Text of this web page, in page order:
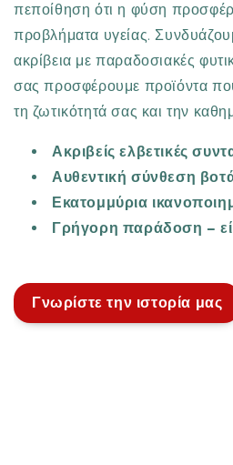
πεποίθηση ότι η φύση
προβλήματα υγείας.
ακρίβεια με παραδοσιακές
σας προσφέρουμε προϊόντα
τη ζωτικότητά σας και την
Ακριβείς ελβετικές
Αυθεντική σύνθεση
Εκατομμύρια
Γρήγορη παράδοση –
Γνωρίστε την ιστορία μας